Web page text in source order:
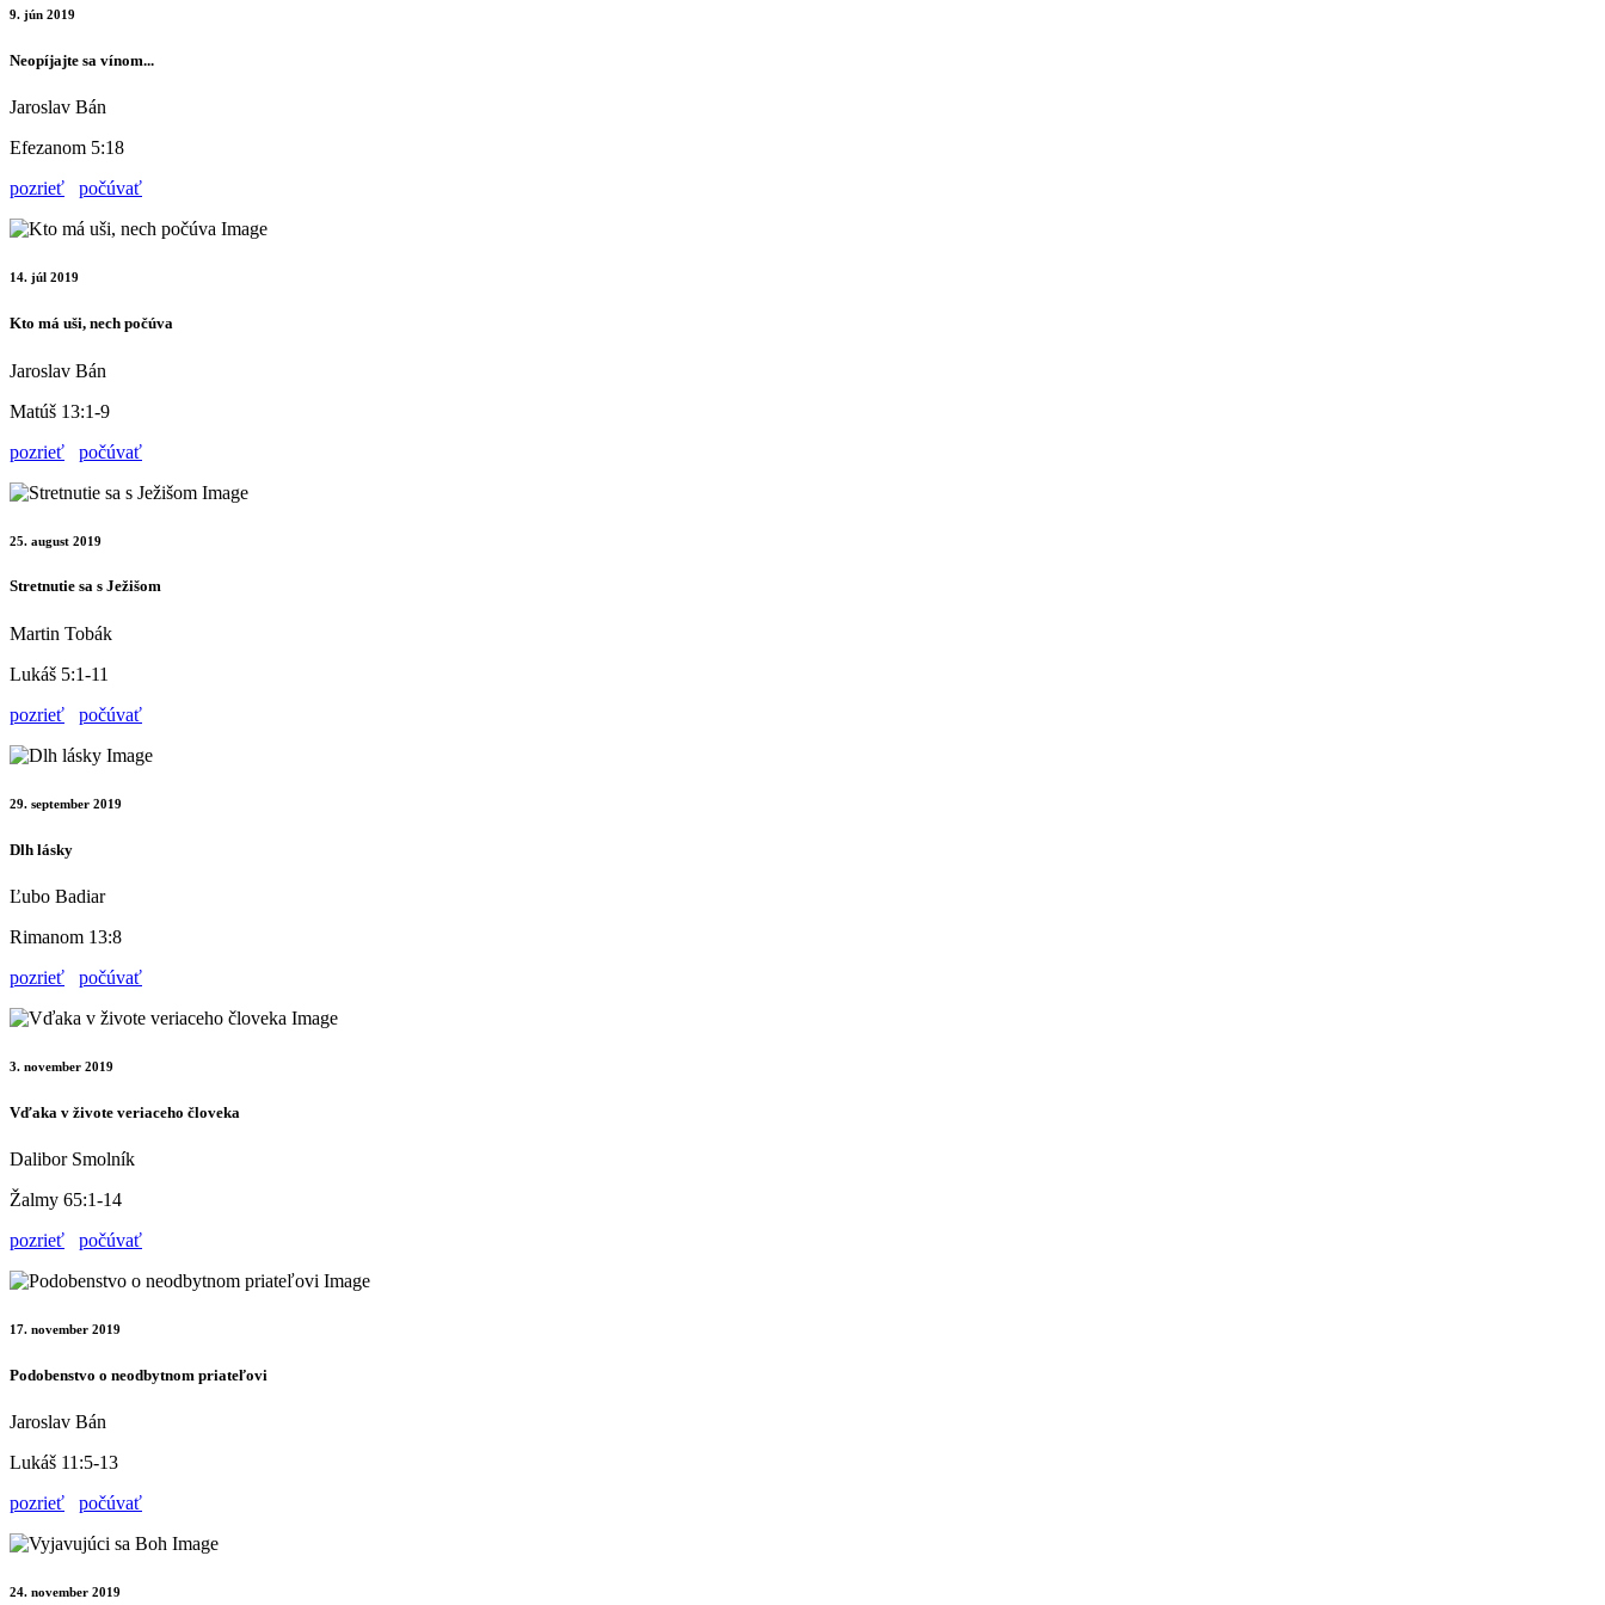
9. jún 2019
Neopíjajte sa vínom...
Jaroslav Bán
Efezanom 5:18
pozrieť
počúvať
14. júl 2019
Kto má uši, nech počúva
Jaroslav Bán
Matúš 13:1-9
pozrieť
počúvať
25. august 2019
Stretnutie sa s Ježišom
Martin Tobák
Lukáš 5:1-11
pozrieť
počúvať
29. september 2019
Dlh lásky
Ľubo Badiar
Rimanom 13:8
pozrieť
počúvať
3. november 2019
Vďaka v živote veriaceho človeka
Dalibor Smolník
Žalmy 65:1-14
pozrieť
počúvať
17. november 2019
Podobenstvo o neodbytnom priateľovi
Jaroslav Bán
Lukáš 11:5-13
pozrieť
počúvať
24. november 2019